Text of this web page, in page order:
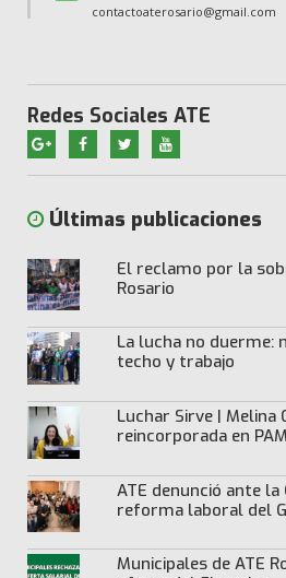
contactoaterosario@gmail.com
Redes Sociales ATE
Últimas publicaciones
El reclamo por la
Rosario
La lucha no duerme:
techo y trabajo
Luchar Sirve | Melina
reincorporada en
ATE denunció ante la
reforma laboral del
Municipales de ATE